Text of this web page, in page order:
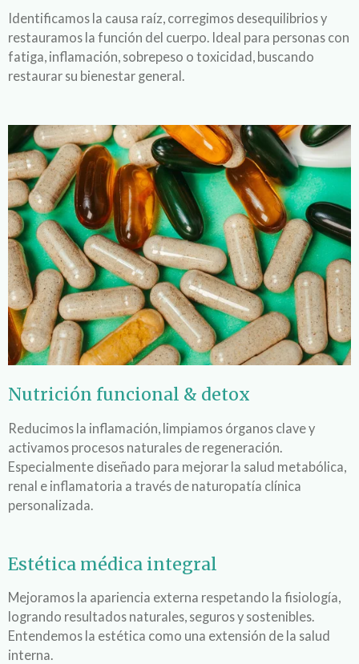
Identificamos la causa raíz, corregimos desequilibrios y
restauramos la función del cuerpo. Ideal para personas con
fatiga, inflamación, sobrepeso o toxicidad, buscando
restaurar su bienestar general.
Nutrición funcional & detox
Reducimos la inflamación, limpiamos órganos clave y
activamos procesos naturales de regeneración.
Especialmente diseñado para mejorar la salud metabólica,
renal e inflamatoria a través de naturopatía clínica
personalizada.
Estética médica integral
Mejoramos la apariencia externa respetando la fisiología,
logrando resultados naturales, seguros y sostenibles.
Entendemos la estética como una extensión de la salud
interna.